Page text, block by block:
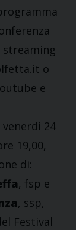
o
e
24
19,00,
di:
, fsp e
, ssp,
Festival